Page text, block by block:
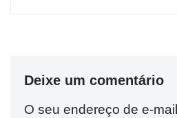
Deixe um comentário
O seu endereço de e-